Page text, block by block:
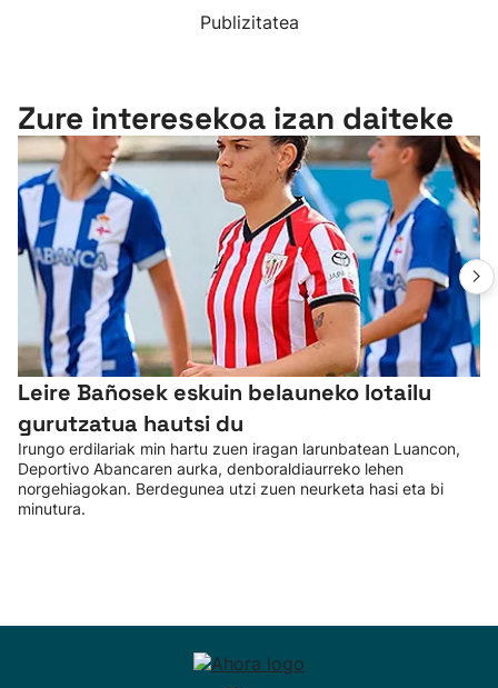
Publizitatea
Zure interesekoa izan daiteke
Leire Bañosek eskuin belauneko lotailu
gurutzatua hautsi du
Irungo erdilariak min hartu zuen iragan larunbatean Luancon,
Deportivo Abancaren aurka, denboraldiaurreko lehen
norgehiagokan. Berdegunea utzi zuen neurketa hasi eta bi
minutura.